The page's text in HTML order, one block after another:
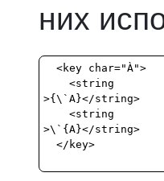
них
  <key char="À">
    <string
>{\`A}</string>
    <string
>\`{A}</string>
  </key>